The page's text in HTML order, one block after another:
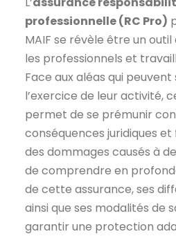
professionnelle (RC Pro)
MAIF se révèle être un
les professionnels et
Face aux aléas qui
l’exercice de leur activité,
permet de se prémunir
conséquences juridiques
des dommages causés à
de comprendre en
de cette assurance, ses
ainsi que ses modalités de
garantir une protection